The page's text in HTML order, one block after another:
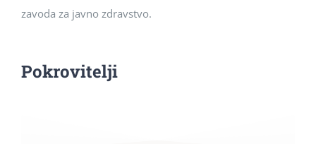
zavoda za javno zdravstvo.
Pokrovitelji